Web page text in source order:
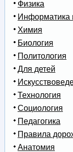
Физика
Информатика
Химия
Биология
Политология
Для детей
Технология
Социология
Педагогика
Правила
Анатомия